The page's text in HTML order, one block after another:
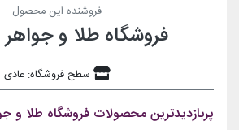
فروشنده این محصول
فروشگاه طلا و
سطح فروشگاه: عادی
پربازدیدترین محصولات فروشگاه طلا و